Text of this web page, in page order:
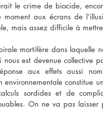
le crime de biocide,
aux écrans de
mais assez difficile à
mortifère dans laquelle
est devenue collective
aux effets aussi
environnementale constitue
sordides et de
On ne va pas laisser